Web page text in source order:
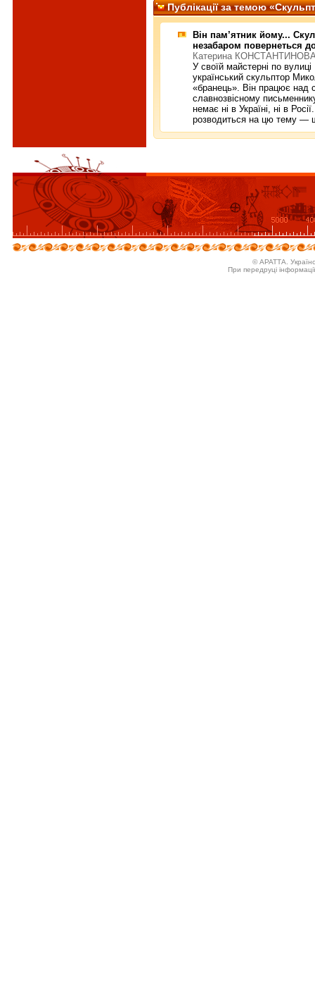
Публiкацiї за темою
Він пам’ятник йому...
незабаром повернеться
Катерина
У своїй майстерні по
український скульптор
«бранець». Він працює над
славнозвісному
немає ні в Україні, ні в
розводиться на цю тему —
© АРАТТА.
При передруці